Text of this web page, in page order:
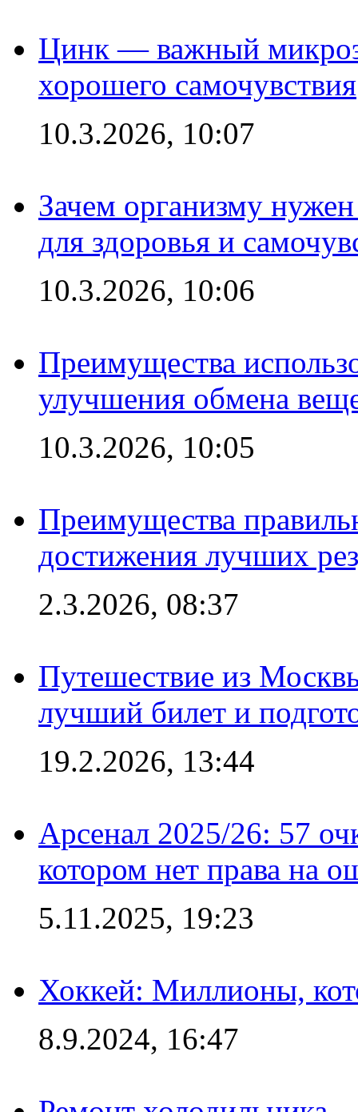
Цинк — важный
хорошего самочувствия
10.3.2026, 10:07
Зачем организму
для здоровья и
10.3.2026, 10:06
Преимущества
улучшения обмена
10.3.2026, 10:05
Преимущества
достижения лучших
2.3.2026, 08:37
Путешествие из
лучший билет и
19.2.2026, 13:44
Арсенал 2025/26: 57
котором нет права на
5.11.2025, 19:23
Хоккей: Миллионы,
8.9.2024, 16:47